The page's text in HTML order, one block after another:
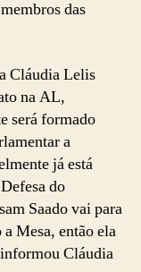
das
Cláudia Lelis
na AL,
será formado
a
já está
do
Saado vai para
Mesa, então ela
Cláudia